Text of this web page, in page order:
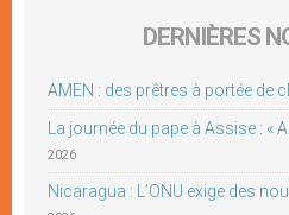
DERNIÈRES
AMEN : des prêtres à portée de
La journée du pape à Assise : «
2026
Nicaragua : L’ONU exige des